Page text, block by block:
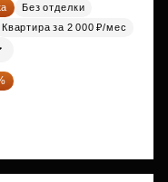
Без отделки
Квартира за 2 000 ₽/мес